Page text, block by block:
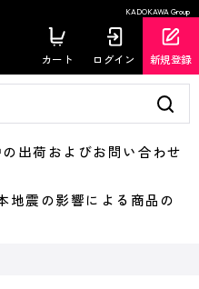
KADOKAWA Group
カート ログイン 新規登録
荷およびお問い合わせ
震の影響による商品の